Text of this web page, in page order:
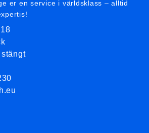
er en service i världsklass – alltid
stängt